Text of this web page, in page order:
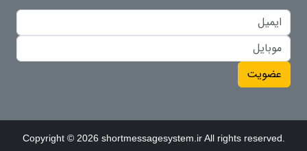
عضویت
Copyright © 2026 shortmessagesystem.ir All rights reserved.